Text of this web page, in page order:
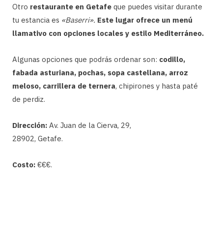
Otro restaurante en Getafe que puedes visitar durante
tu estancia es «Baserri». Este lugar ofrece un menú
llamativo con opciones locales y estilo Mediterráneo.
Algunas opciones que podrás ordenar son: codillo,
fabada asturiana, pochas, sopa castellana, arroz
meloso, carrillera de ternera, chipirones y hasta paté
de perdiz.
Dirección: Av. Juan de la Cierva, 29,
28902, Getafe.
Costo: €€€.